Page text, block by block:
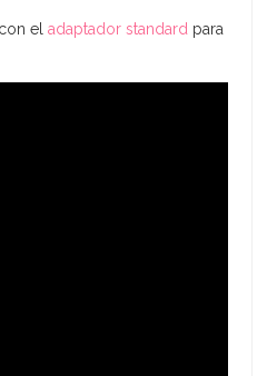
con eladaptador standard para